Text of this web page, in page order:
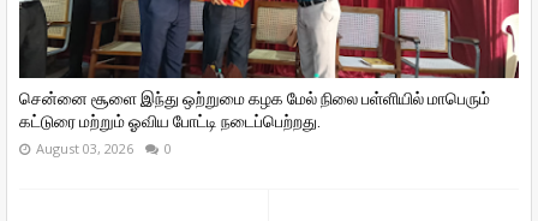
சென்னை சூளை இந்து ஒற்றுமை கழக மேல் நிலை பள்ளியில் மாபெரும்
கட்டுரை மற்றும் ஓவிய போட்டி நடைப்பெற்றது.
August 03, 2026 0